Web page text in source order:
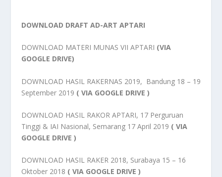
DOWNLOAD DRAFT AD-ART APTARI
DOWNLOAD MATERI MUNAS VII APTARI (VIA
GOOGLE DRIVE)
DOWNLOAD HASIL RAKERNAS 2019, Bandung 18 – 19
September 2019 ( VIA GOOGLE DRIVE )
DOWNLOAD HASIL RAKOR APTARI, 17 Perguruan
Tinggi & IAI Nasional, Semarang 17 April 2019 ( VIA
GOOGLE DRIVE )
DOWNLOAD HASIL RAKER 2018, Surabaya 15 – 16
Oktober 2018 ( VIA GOOGLE DRIVE )